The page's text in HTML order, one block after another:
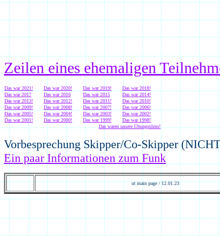
Zeilen eines ehemaligen
Das war 2021 ! Das war 2020! Das war 2019! Das war 2018!
Das war 2017
Das war 2016 Das war 2015 Das war 2014!
Das war 2013!
Das war 2012! Das war 2011!
Das war 2010!
Das war 2009!
Das war 2008! Das war 2007!
Das war 2006!
Das war 2005!
Das war 2004! Das war 2003!
Das war 2002!
Das war 2001!
Das war 2000! Das war 1999!
Das war 1998!
Das waren unsere Übungstörns!
Vorbesprechung Skipper/Co-Skipper
Ein paar Informationen zum Funk
ut main page /12.01.23